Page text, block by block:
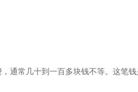
通常几十到一百多块钱不等。这笔